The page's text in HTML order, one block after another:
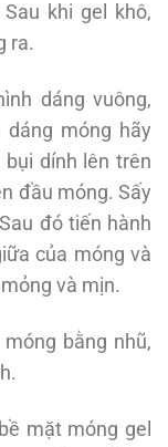
khi gel khô,
ra.
dáng vuông,
móng hãy
dính lên trên
đầu móng. Sấy
đó tiến hành
của móng và
và mịn.
bằng nhũ,
mặt móng gel